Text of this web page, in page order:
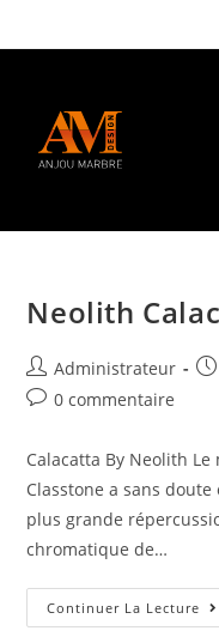
Neolith
Administrateur
0 commentaire
Calacatta By Neolith
Classtone a sans
plus grande
chromatique de…
Continuer La Lecture